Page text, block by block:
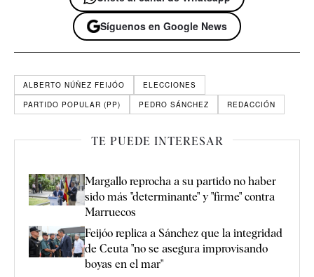
Síguenos en Google News
ALBERTO NÚÑEZ FEIJÓO
ELECCIONES
PARTIDO POPULAR (PP)
PEDRO SÁNCHEZ REDACCIÓN
TE PUEDE INTERESAR
Margallo reprocha a su partido no haber
sido más "determinante" y "firme" contra
Marruecos
Feijóo replica a Sánchez que la integridad
de Ceuta "no se asegura improvisando
boyas en el mar"